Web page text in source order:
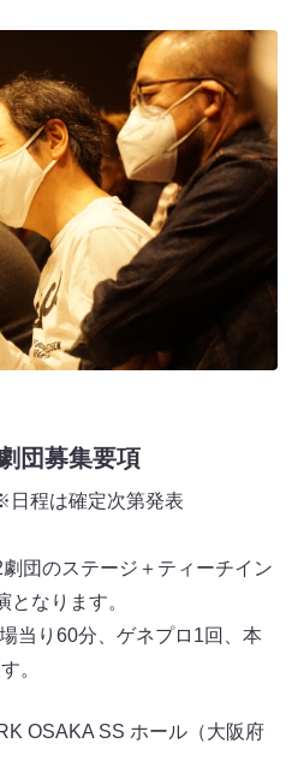
団募集要項
程は確定次第発表
団のステージ＋ティーチイン
なります。
当り60分、ゲネプロ1回、本
。
OSAKA SS ホール（大阪府